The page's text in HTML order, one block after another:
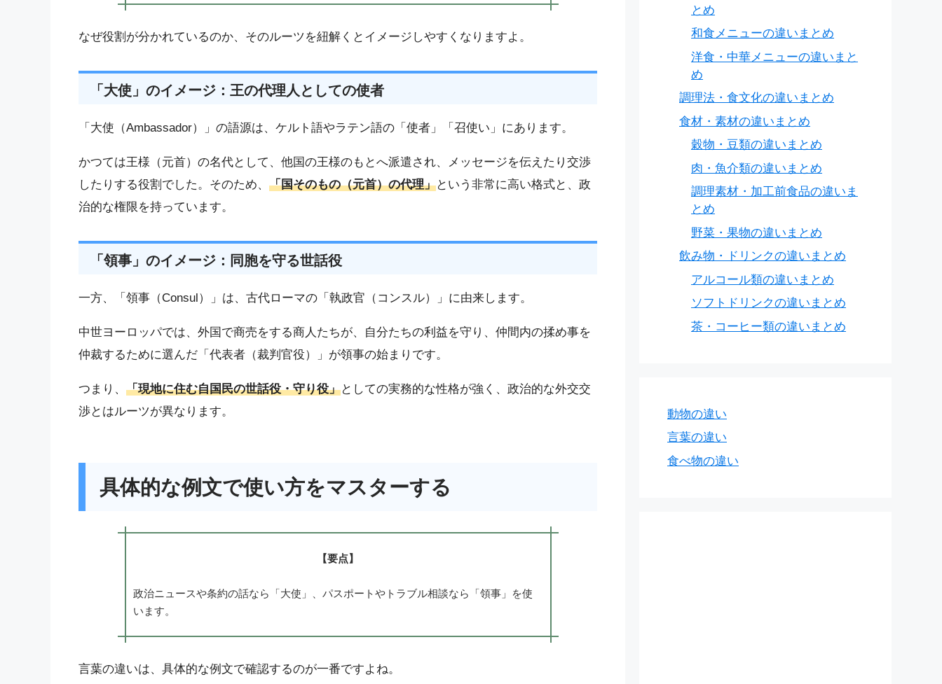
なぜ役割が分かれているのか、そのルーツを紐解くとイメージしやすくなりますよ。
「大使」のイメージ：王の代理人としての使者
「大使（Ambassador）」の語源は、ケルト語やラテン語の「使者」「召使い」にあります。
かつては王様（元首）の名代として、他国の王様のもとへ派遣され、メッセージを伝えたり交渉
したりする役割でした。そのため、 「国そのもの（元首）の代理」という非常に高い格式と、政
治的な権限を持っています。
「領事」のイメージ：同胞を守る世話役
一方、「領事（Consul）」は、古代ローマの「執政官（コンスル）」に由来します。
中世ヨーロッパでは、外国で商売をする商人たちが、自分たちの利益を守り、仲間内の揉め事を
仲裁するために選んだ「代表者（裁判官役）」が領事の始まりです。
つまり、 「現地に住む自国民の世話役・守り役」としての実務的な性格が強く、政治的な外交交
渉とはルーツが異なります。
具体的な例文で使い方をマスターする
【要点】
政治ニュースや条約の話なら「大使」、パスポートやトラブル相談なら「領事」を使
います。
言葉の違いは、具体的な例文で確認するのが一番ですよね。
とめ
和食メニューの違いまとめ
洋食・中華メニューの違いまと
め
調理法・食文化の違いまとめ
食材・素材の違いまとめ
穀物・豆類の違いまとめ
肉・魚介類の違いまとめ
調理素材・加工前食品の違いま
とめ
野菜・果物の違いまとめ
飲み物・ドリンクの違いまとめ
アルコール類の違いまとめ
ソフトドリンクの違いまとめ
茶・コーヒー類の違いまとめ
動物の違い
言葉の違い
食べ物の違い